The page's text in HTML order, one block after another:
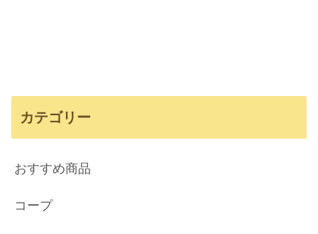
カテゴリー
おすすめ商品
コープ